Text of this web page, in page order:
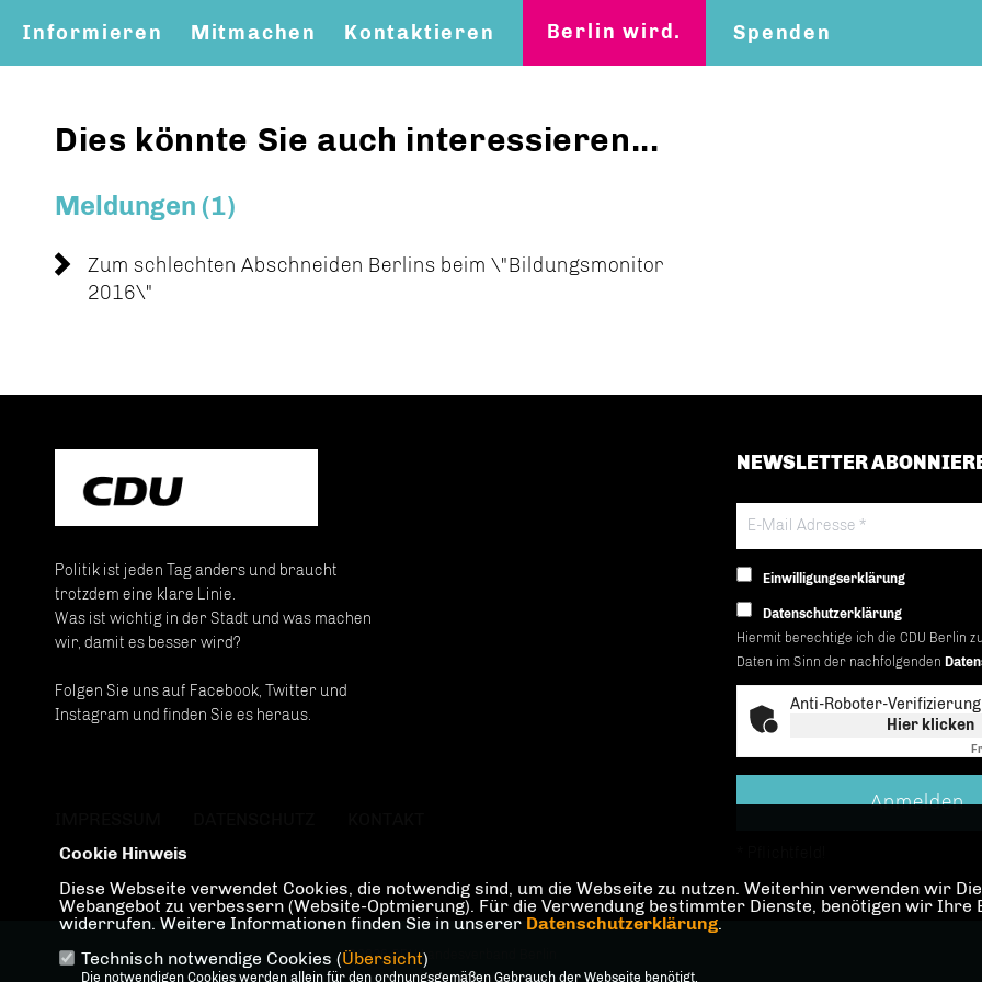
Informieren Mitmachen Kontaktieren Berlin wird. Spenden
Dies könnte Sie auch interessieren...
Meldungen (1)
Zum schlechten Abschneiden Berlins beim \"Bildungsmonitor
2016\"
Politik ist jeden Tag anders und braucht
trotzdem eine klare Linie.
Was ist wichtig in der Stadt und was machen
wir, damit es besser wird?
Folgen Sie uns auf Facebook, Twitter und
Instagram und finden Sie es heraus.
NEWSLETTER
Einwilligungserklärung
Datenschutzerklärung
Hiermit berechtige ich die CDU Berlin
Daten im Sinn der nachfolgenden
Anti-Roboter-Verifizierung
Hier klicken
@2026 CDU Landesverband Berlin
Alle Rechte vorbehalten.
Cookie Hinweis
Diese Webseite verwendet Cookies, die notwendig sind, um die Webseite zu nutzen. Weiterhin verwenden wir
Webangebot zu verbessern (Website-Optmierung). Für die Verwendung bestimmter Dienste, benötigen wir Ihre
widerrufen. Weitere Informationen finden Sie in unserer Datenschutzerklärung.
Technisch notwendige Cookies (Übersicht)
Die notwendigen Cookies werden allein für den ordnungsgemäßen Gebrauch der Webseite benötigt.